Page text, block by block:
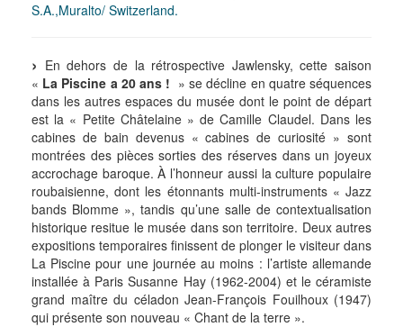
S.A.,Muralto/ Switzerland.
En dehors de la rétrospective Jawlensky, cette saison
« La Piscine a 20 ans ! » se décline en quatre séquences
dans les autres espaces du musée dont le point de départ
est la « Petite Châtelaine » de Camille Claudel. Dans les
cabines de bain devenus « cabines de curiosité » sont
montrées des pièces sorties des réserves dans un joyeux
accrochage baroque. À l’honneur aussi la culture populaire
roubaisienne, dont les étonnants multi-instruments « Jazz
bands Blomme », tandis qu’une salle de contextualisation
historique resitue le musée dans son territoire. Deux autres
expositions temporaires finissent de plonger le visiteur dans
La Piscine pour une journée au moins : l’artiste allemande
installée à Paris Susanne Hay (1962-2004) et le céramiste
grand maître du céladon Jean-François Fouilhoux (1947)
qui présente son nouveau « Chant de la terre ».